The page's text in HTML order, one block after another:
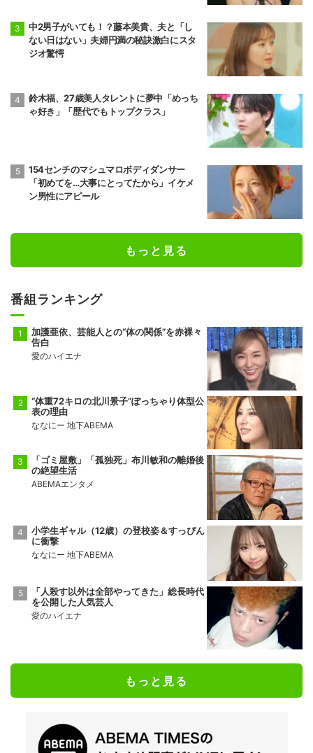
中2男子がいても！？藤本美貴、夫と「し
ない日はない」夫婦円満の秘訣激白にスタ
ジオ驚愕
鈴木福、27歳美人タレントに夢中「めっち
ゃ好き」「歴代でもトップクラス」
154センチのマシュマロボディダンサー
「初めてを…大事にとってたから」イケメ
ン男性にアピール
もっと見る
番組ランキング
加護亜依、芸能人との“体の関係”を赤裸々
告白
愛のハイエナ
“体重72キロの北川景子”ぽっちゃり体型公
表の理由
ななにー 地下ABEMA
「ゴミ屋敷」「孤独死」布川敏和の離婚後
の絶望生活
ABEMAエンタメ
小学生ギャル（12歳）の登校姿＆すっぴん
に衝撃
ななにー 地下ABEMA
「人殺す以外は全部やってきた」総長時代
を公開した人気芸人
愛のハイエナ
もっと見る